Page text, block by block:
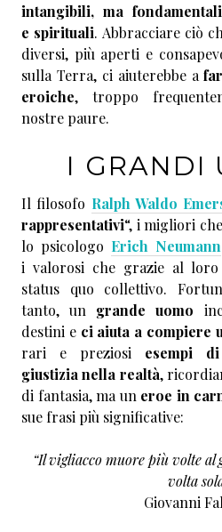
intangibili, ma fondamentali
e spirituali. Abbracciare ciò
diversi, più aperti e
sulla Terra, ci aiuterebbe a
eroiche, troppo
nostre paure.
I GRANDI
Il filosofo Ralph Waldo
rappresentativi“, i migliori
lo psicologo Erich Neumann
i valorosi che grazie al loro
status quo collettivo.
tanto, un grande uomo
destini e ci aiuta a compiere
rari e preziosi esempi
giustizia nella realtà,
di fantasia, ma un eroe in
sue frasi più significative:
“Il vigliacco muore più volte al
volta
Giovanni